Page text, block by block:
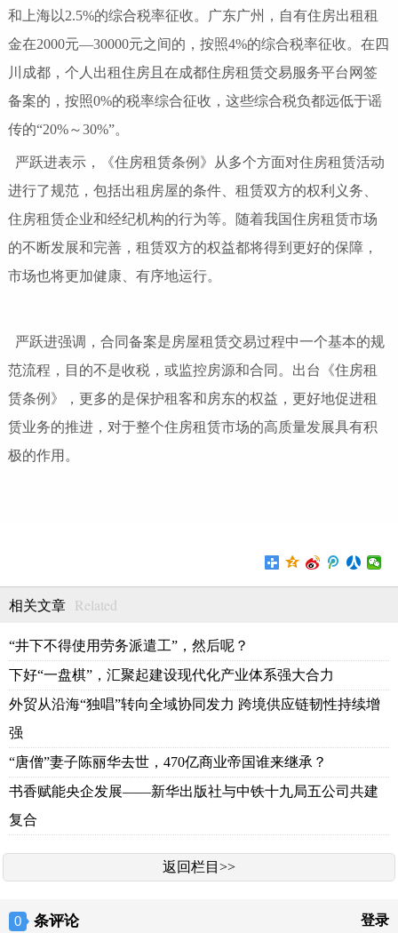
和上海以2.5%的综合税率征收。广东广州，自有住房出租租
金在2000元—30000元之间的，按照4%的综合税率征收。在四
川成都，个人出租住房且在成都住房租赁交易服务平台网签
备案的，按照0%的税率综合征收，这些综合税负都远低于谣
传的“20%～30%”。
严跃进表示，《住房租赁条例》从多个方面对住房租赁活动
进行了规范，包括出租房屋的条件、租赁双方的权利义务、
住房租赁企业和经纪机构的行为等。随着我国住房租赁市场
的不断发展和完善，租赁双方的权益都将得到更好的保障，
市场也将更加健康、有序地运行。
严跃进强调，合同备案是房屋租赁交易过程中一个基本的规
范流程，目的不是收税，或监控房源和合同。出台《住房租
赁条例》，更多的是保护租客和房东的权益，更好地促进租
赁业务的推进，对于整个住房租赁市场的高质量发展具有积
极的作用。
相关文章 Related
“井下不得使用劳务派遣工”，然后呢？
下好“一盘棋”，汇聚起建设现代化产业体系强大合力
外贸从沿海“独唱”转向全域协同发力 跨境供应链韧性持续增
强
“唐僧”妻子陈丽华去世，470亿商业帝国谁来继承？
书香赋能央企发展——新华出版社与中铁十九局五公司共建
复合
返回栏目>>
0 条评论 登录